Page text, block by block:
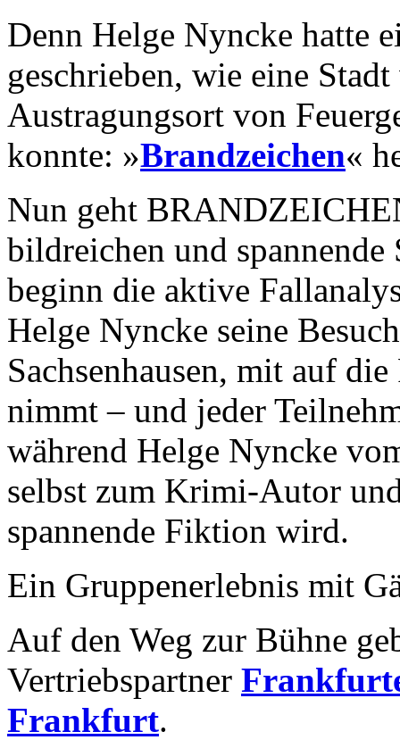
Denn Helge Nyncke hatte
geschrieben, wie eine
Austragungsort von
konnte: »Brandzeichen«
Nun geht
bildreichen und spannende
beginn die aktive
Helge Nyncke seine
Sachsenhausen, mit auf
nimmt – und jeder
während Helge Nyncke
selbst zum Krimi-Autor
spannende Fiktion wird.
Ein Gruppenerlebnis mit
Auf den Weg zur Bühne
Vertriebspartner
Frankfurt.